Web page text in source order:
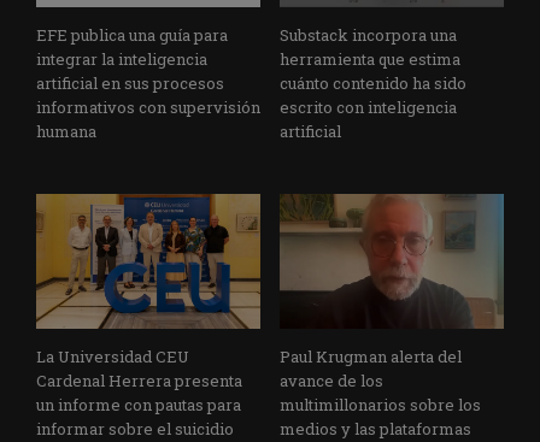
EFE publica una guía para
integrar la inteligencia
artificial en sus procesos
informativos con supervisión
humana
Substack incorpora una
herramienta que estima
cuánto contenido ha sido
escrito con inteligencia
artificial
La Universidad CEU
Cardenal Herrera presenta
un informe con pautas para
informar sobre el suicidio
Paul Krugman alerta del
avance de los
multimillonarios sobre los
medios y las plataformas